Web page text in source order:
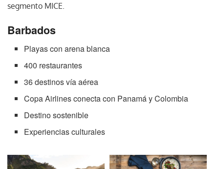
segmento MICE.
Barbados
Playas con arena blanca
400 restaurantes
36 destinos vía aérea
Copa Airlines conecta con Panamá y Colombia
Destino sostenible
Experiencias culturales